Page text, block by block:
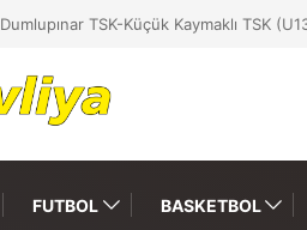
Dumlupınar TSK-Küçük Kaymaklı TSK
FUTBOL BASKETBOL